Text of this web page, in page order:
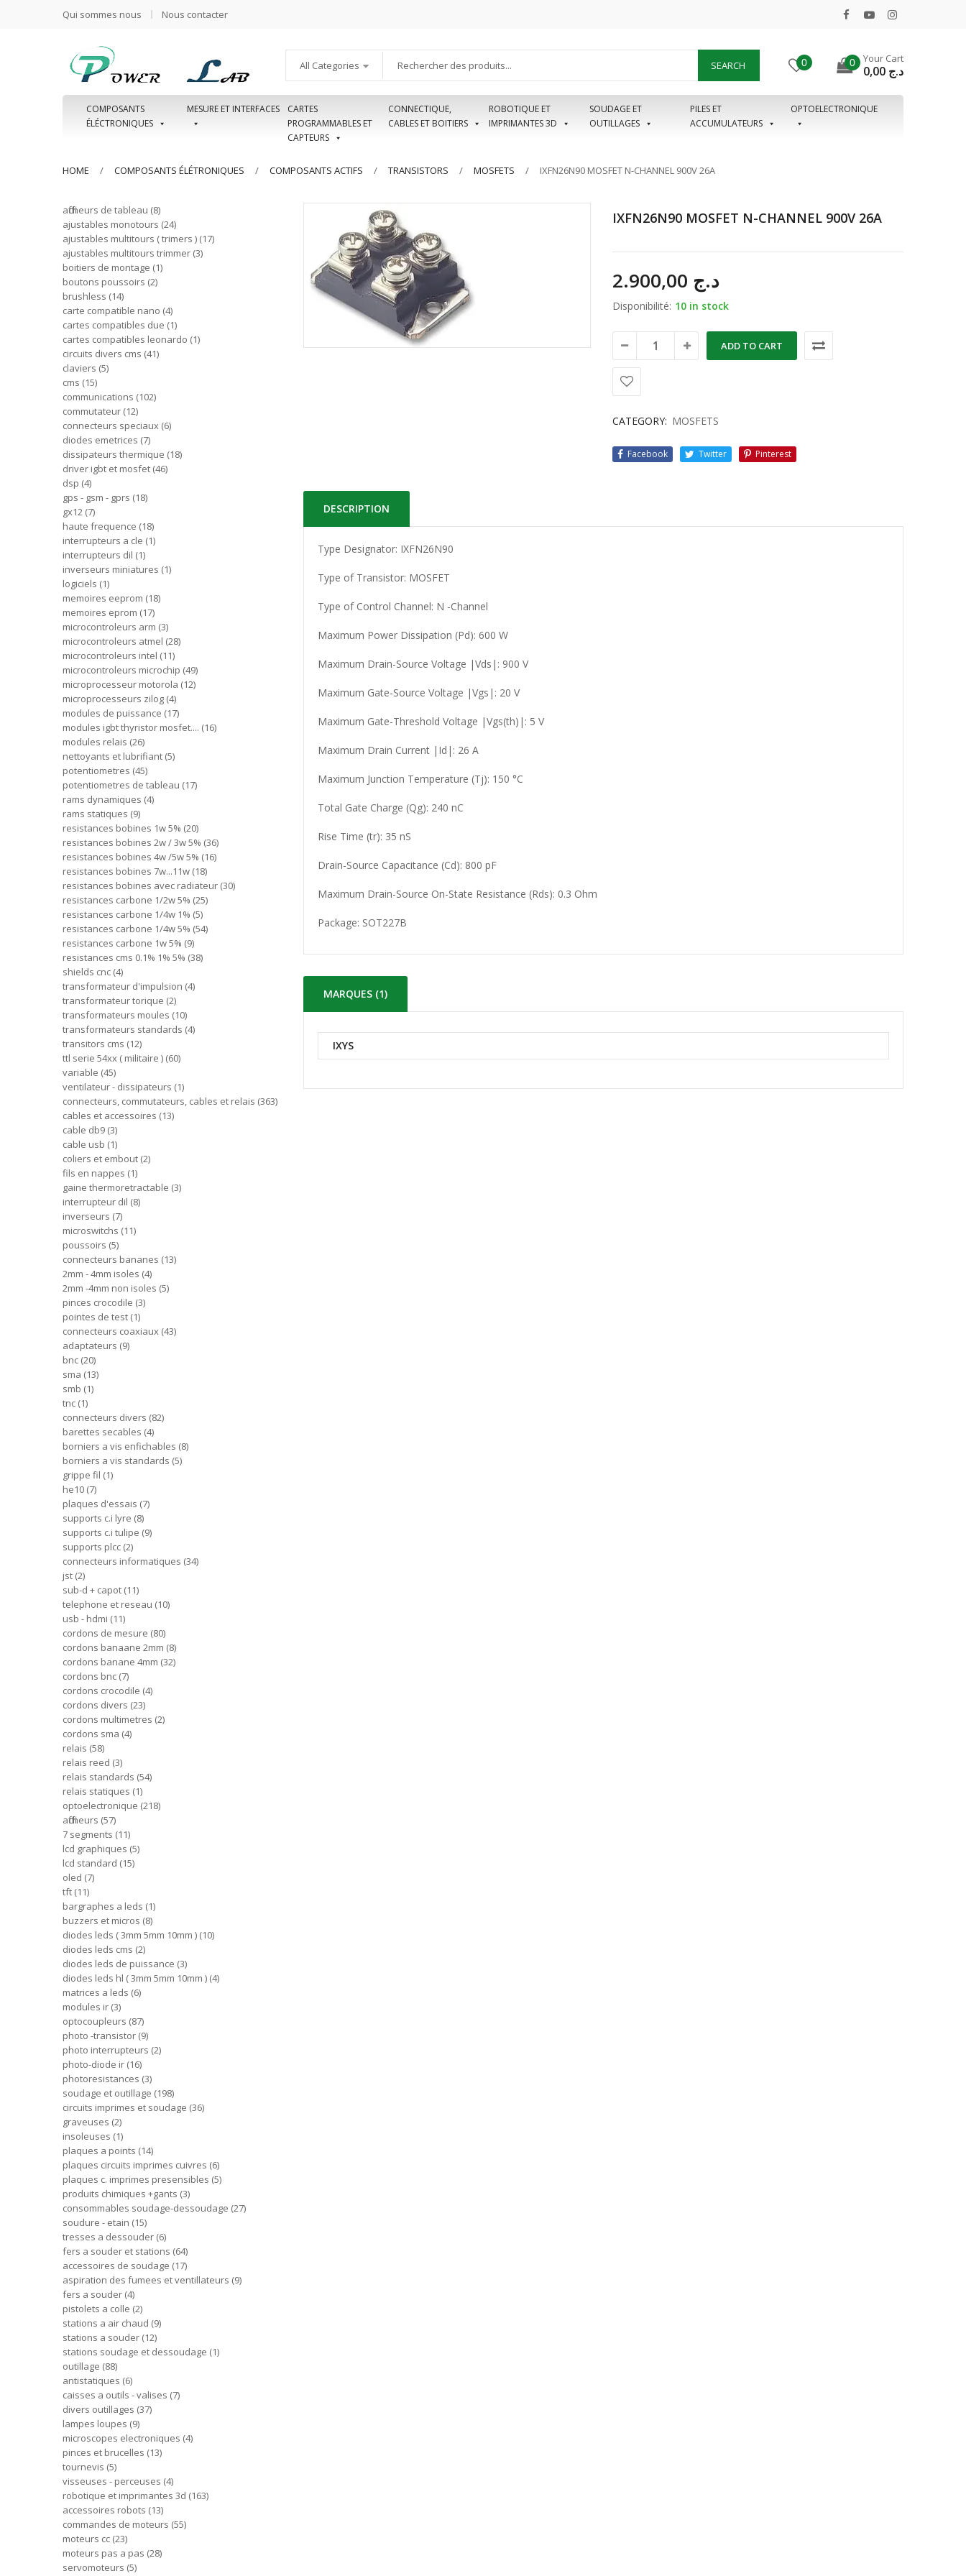
Qui sommes nous Nous contacter
All Categories SEARCH 0 0 Your Cart
د.ج
COMPOSANTS
ÉLÉCTRONIQUES
MESURE ET INTERFACES
CARTES
PROGRAMMABLES ET
CAPTEURS
CONNECTIQUE,
CABLES ET BOITIERS
ROBOTIQUE ET
IMPRIMANTES 3D
SOUDAGE ET
OUTILLAGES
PILES ET
ACCUMULATEURS
OPTOELECTRONIQUE
HOME COMPOSANTS ÉLÉTRONIQUES COMPOSANTS ACTIFS TRANSISTORS MOSFETS IXFN26N90 MOSFET N-CHANNEL 900V 26A
IXFN26N90 MOSFET N-CHANNEL 900V 26A
د.ج
Disponibilité: 10 in stock
ADD TO CART
CATEGORY: MOSFETS
Facebook Twitter Pinterest
DESCRIPTION
Type Designator: IXFN26N90
Type of Transistor: MOSFET
Type of Control Channel: N -Channel
Maximum Power Dissipation (Pd): 600 W
Maximum Drain-Source Voltage |Vds|: 900 V
Maximum Gate-Source Voltage |Vgs|: 20 V
Maximum Gate-Threshold Voltage |Vgs(th)|: 5 V
Maximum Drain Current |Id|: 26 A
Maximum Junction Temperature (Tj): 150 °C
Total Gate Charge (Qg): 240 nC
Rise Time (tr): 35 nS
Drain-Source Capacitance (Cd): 800 pF
Maximum Drain-Source On-State Resistance (Rds): 0.3 Ohm
Package: SOT227B
MARQUES (1)
IXYS
afficheurs de tableau 8
ajustables monotours 24
ajustables multitours ( trimers ) 17
ajustables multitours trimmer 3
boitiers de montage 1
boutons poussoirs 2
brushless 14
carte compatible nano 4
cartes compatibles due 1
cartes compatibles leonardo 1
circuits divers cms 41
claviers 5
cms 15
communications 102
commutateur 12
connecteurs speciaux 6
diodes emetrices 7
dissipateurs thermique 18
driver igbt et mosfet 46
dsp 4
gps - gsm - gprs 18
gx12 7
haute frequence 18
interrupteurs a cle 1
interrupteurs dil 1
inverseurs miniatures 1
logiciels 1
memoires eeprom 18
memoires eprom 17
microcontroleurs arm 3
microcontroleurs atmel 28
microcontroleurs intel 11
microcontroleurs microchip 49
microprocesseur motorola 12
microprocesseurs zilog 4
modules de puissance 17
modules igbt thyristor mosfet.... 16
modules relais 26
nettoyants et lubrifiant 5
potentiometres 45
potentiometres de tableau 17
rams dynamiques 4
rams statiques 9
resistances bobines 1w 5% 20
resistances bobines 2w / 3w 5% 36
resistances bobines 4w /5w 5% 16
resistances bobines 7w...11w 18
resistances bobines avec radiateur 30
resistances carbone 1/2w 5% 25
resistances carbone 1/4w 1% 5
resistances carbone 1/4w 5% 54
resistances carbone 1w 5% 9
resistances cms 0.1% 1% 5% 38
shields cnc 4
transformateur d'impulsion 4
transformateur torique 2
transformateurs moules 10
transformateurs standards 4
transitors cms 12
ttl serie 54xx ( militaire ) 60
variable 45
ventilateur - dissipateurs 1
connecteurs, commutateurs, cables et relais 363
cables et accessoires 13
cable db9 3
cable usb 1
coliers et embout 2
fils en nappes 1
gaine thermoretractable 3
interrupteur dil 8
inverseurs 7
microswitchs 11
poussoirs 5
connecteurs bananes 13
2mm - 4mm isoles 4
2mm -4mm non isoles 5
pinces crocodile 3
pointes de test 1
connecteurs coaxiaux 43
adaptateurs 9
bnc 20
sma 13
smb 1
tnc 1
connecteurs divers 82
barettes secables 4
borniers a vis enfichables 8
borniers a vis standards 5
grippe fil 1
he10 7
plaques d'essais 7
supports c.i lyre 8
supports c.i tulipe 9
supports plcc 2
connecteurs informatiques 34
jst 2
sub-d + capot 11
telephone et reseau 10
usb - hdmi 11
cordons de mesure 80
cordons banaane 2mm 8
cordons banane 4mm 32
cordons bnc 7
cordons crocodile 4
cordons divers 23
cordons multimetres 2
cordons sma 4
relais 58
relais reed 3
relais standards 54
relais statiques 1
optoelectronique 218
afficheurs 57
7 segments 11
lcd graphiques 5
lcd standard 15
oled 7
tft 11
bargraphes a leds 1
buzzers et micros 8
diodes leds ( 3mm 5mm 10mm ) 10
diodes leds cms 2
diodes leds de puissance 3
diodes leds hl ( 3mm 5mm 10mm ) 4
matrices a leds 6
modules ir 3
optocoupleurs 87
photo -transistor 9
photo interrupteurs 2
photo-diode ir 16
photoresistances 3
soudage et outillage 198
circuits imprimes et soudage 36
graveuses 2
insoleuses 1
plaques a points 14
plaques circuits imprimes cuivres 6
plaques c. imprimes presensibles 5
produits chimiques +gants 3
consommables soudage-dessoudage 27
soudure - etain 15
tresses a dessouder 6
fers a souder et stations 64
accessoires de soudage 17
aspiration des fumees et ventillateurs 9
fers a souder 4
pistolets a colle 2
stations a air chaud 9
stations a souder 12
stations soudage et dessoudage 1
outillage 88
antistatiques 6
caisses a outils - valises 7
divers outillages 37
lampes loupes 9
microscopes electroniques 4
pinces et brucelles 13
tournevis 5
visseuses - perceuses 4
robotique et imprimantes 3d 163
accessoires robots 13
commandes de moteurs 55
moteurs cc 23
moteurs pas a pas 28
servomoteurs 5